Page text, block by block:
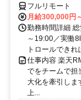
フルリモート
月給300,000円
勤務時間詳細
～19:00／実働
トロールできれ
仕事内容 楽天
でをチームで担
大化を牽引しま
上...